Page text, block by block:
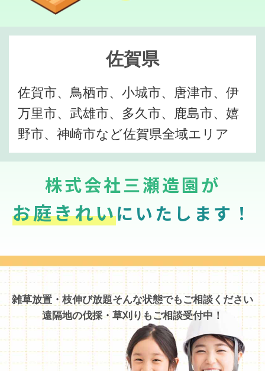
佐賀県
佐賀市、鳥栖市、小城市、唐津市、伊
万里市、武雄市、多久市、鹿島市、嬉
野市、神崎市など佐賀県全域エリア
株式会社三瀬造園が
お庭きれいにいたします！
雑草放置・枝伸び放題そんな状態でもご相談ください
遠隔地の伐採・草刈りもご相談受付中！